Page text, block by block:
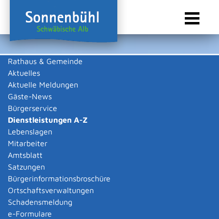
Rathaus & Gemeinde
Aktuelles
Aktuelle Meldungen
Gäste-News
Bürgerservice
Dienstleistungen A-Z
Lebenslagen
Mitarbeiter
Amtsblatt
Satzungen
Bürgerinformationsbroschüre
Ortschaftsverwaltungen
Schadensmeldung
e-Formulare
Sie sind hier:
Dienstleistungen A-Z
Dienstleistungen A-Z
Leistungen
A B C D
Partnerschaft, Trennung und
Ehescheidung -
Versorgungsausgleich
durchführen